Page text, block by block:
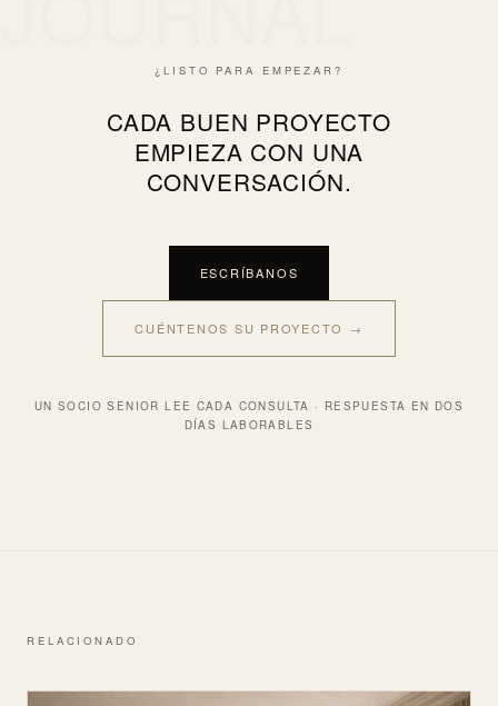
¿LISTO PARA EMPEZAR?
CADA BUEN PROYECTO
EMPIEZA CON UNA
CONVERSACIÓN.
ESCRÍBANOS
CUÉNTENOS SU PROYECTO →
UN SOCIO SENIOR LEE CADA CONSULTA · RESPUESTA EN DOS
DÍAS LABORABLES
RELACIONADO